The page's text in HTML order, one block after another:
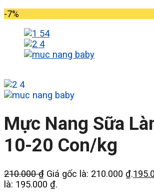
-7%
Mực Nang Sữa
10-20 Con/kg
210.000₫ Giá gốc là: 210.000 ₫.
là: 195.000 ₫.